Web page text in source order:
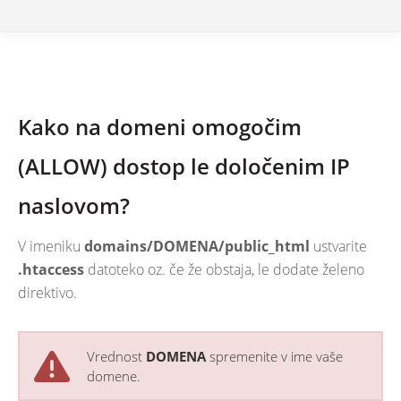
Kako na domeni omogočim
(ALLOW) dostop le določenim IP
naslovom?
V imeniku domains/DOMENA/public_html ustvarite
.htaccess datoteko oz. če že obstaja, le dodate želeno
direktivo.
Vrednost DOMENA spremenite v ime vaše
domene.